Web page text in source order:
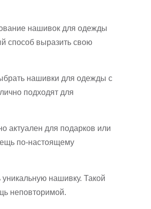
нашивок для одежды
способ выразить свою
нашивки для одежды с
подходят для
актуален для подарков или
по-настоящему
нашивку. Такой
неповторимой.